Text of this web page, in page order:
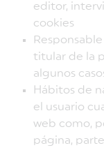
editor,
cookies
titular de la
algunos
Hábitos de
el usuario
web como,
página,